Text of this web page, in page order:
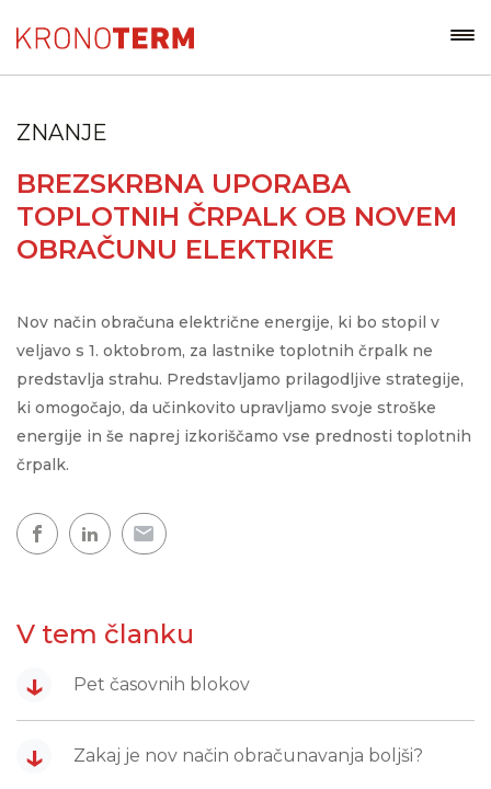
ZNANJE
BREZSKRBNA UPORABA
TOPLOTNIH ČRPALK OB NOVEM
OBRAČUNU ELEKTRIKE
Nov način obračuna električne energije, ki bo stopil v
veljavo s 1. oktobrom, za lastnike toplotnih črpalk ne
predstavlja strahu. Predstavljamo prilagodljive strategije,
ki omogočajo, da učinkovito upravljamo svoje stroške
energije in še naprej izkoriščamo vse prednosti toplotnih
črpalk.
V tem članku
↓ Pet časovnih blokov
↓ Zakaj je nov način obračunavanja boljši?